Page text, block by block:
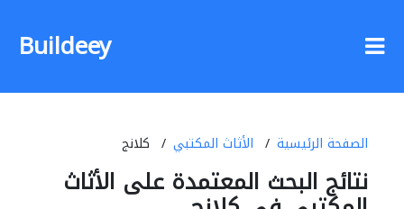
Buildeey
الصفحة الرئيسية الأثاث المكتبي كلانج
نتائج البحث المعتمدة على الأثاث